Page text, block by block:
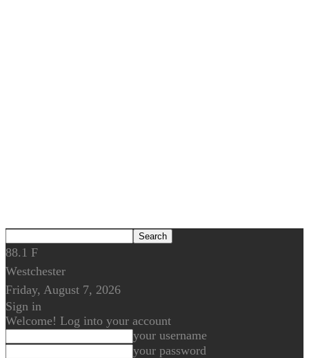
88.1 F
Westchester
Friday, August 7, 2026
Sign in
Welcome! Log into your account
your username
your password